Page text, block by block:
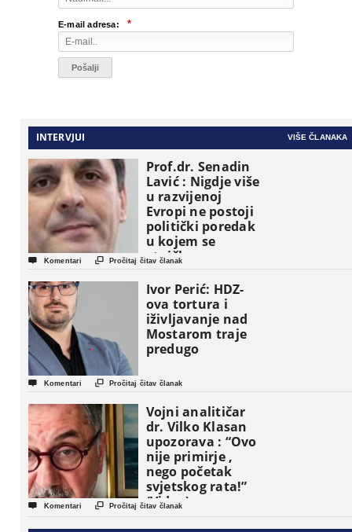
E-mail adresa: *
INTERVJUI VIŠE ČLANAKA
Prof.dr. Senadin
Lavić : Nigdje više
u razvijenoj
Evropi ne postoji
politički poredak
u kojem se
etničke grupe
pojavljuju kao
osnovne
političke jedinice
 Komentari  Pročitaj čitav članak
Ivor Perić: HDZ-
ova tortura i
iživljavanje nad
Mostarom traje
predugo
 Komentari  Pročitaj čitav članak
Vojni analitičar
dr. Vilko Klasan
upozorava : “Ovo
nije primirje ,
nego početak
svjetskog rata!”
(Video)
 Komentari  Pročitaj čitav članak